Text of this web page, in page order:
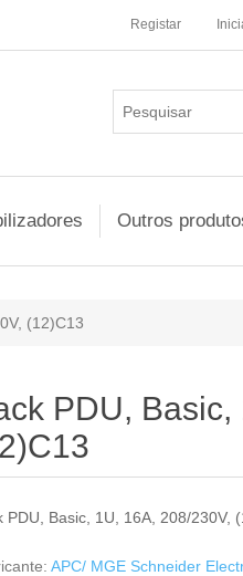
Registar
Outros
(12)C13
PDU,
PDU, Basic, 1U, 16A, 208/230V,
APC/ MGE Schneider